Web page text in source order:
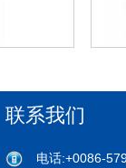
联系我们
电话:+0086-